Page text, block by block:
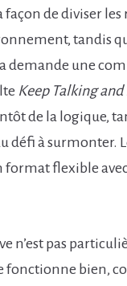
façon de diviser
tandis
demande une
Keep Talking
de la logique,
défi à surmonter.
flexible
n’est pas
fonctionne bien,